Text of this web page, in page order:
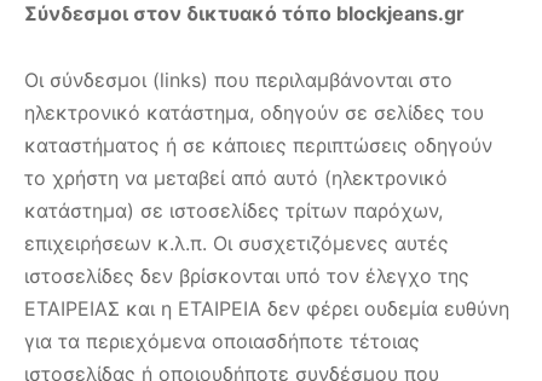
Σύνδεσμοι στον δικτυακό τόπο blockjeans.gr
Οι σύνδεσμοι (links) που περιλαμβάνονται στο
ηλεκτρονικό κατάστημα, οδηγούν σε σελίδες του
καταστήματος ή σε κάποιες περιπτώσεις οδηγούν
το χρήστη να μεταβεί από αυτό (ηλεκτρονικό
κατάστημα) σε ιστοσελίδες τρίτων παρόχων,
επιχειρήσεων κ.λ.π. Οι συσχετιζόμενες αυτές
ιστοσελίδες δεν βρίσκονται υπό τον έλεγχο της
ΕΤΑΙΡΕΙΑΣ και η ΕΤΑΙΡΕΙΑ δεν φέρει ουδεμία ευθύνη
για τα περιεχόμενα οποιασδήποτε τέτοιας
ιστοσελίδας ή οποιουδήποτε συνδέσμου που